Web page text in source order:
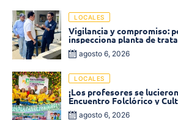
LOCALES
Vigilancia y compromiso:
inspecciona planta de
agosto 6, 2026
LOCALES
¡Los profesores se
Encuentro Folclórico y
2026 en Ciénaga
agosto 6, 2026